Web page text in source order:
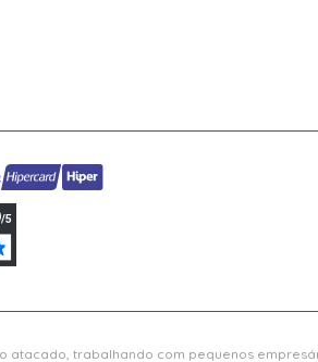
trabalhando com pequenos